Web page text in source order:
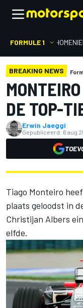
FORMULE 1 HOME
BREAKING NEWS
DE TOP-
Erwin Jaeggi
Gepubliceerd: 6 aug
Tiago Monteiro
plaats geloodst in
Christijan Albers
elfde.